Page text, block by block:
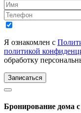
Я ознакомлен с
политикой
обработку
Записаться
Бронирование дома